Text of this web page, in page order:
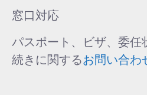
窓口対応
パスポート、ビザ、委任
続きに関するお問い合わ